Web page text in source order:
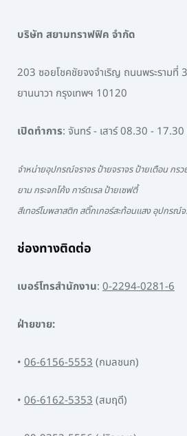
บริษัท สยามทราฟฟิค จำกัด
203 ซอยโชคชัยจงจำเริญ ถนนพระรามที่
ยานนาวา กรุงเทพฯ 10120
เปิดทำการ: จันทร์ - เสาร์ 08.30 - 17.30
จำหน่ายอุปกรณ์จราจร ป้ายจราจร ป้ายเตือน กร
ยาม กระจกโค้ง การ์ดเรล ป้ายเซฟตี้
สีเทอร์โมพลาสติก สติ๊กเกอร์สะท้อนแสง อุปกรณ์
ช่องทางติดต่อ
เบอร์โทรสำนักงาน: 0-2294-0281-6
ฝ่ายขาย:
• 06-6156-5553(กมลชนก)
• 06-6162-5353(สมฤดี)